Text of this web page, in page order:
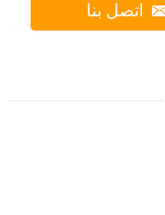
اتصل بنا